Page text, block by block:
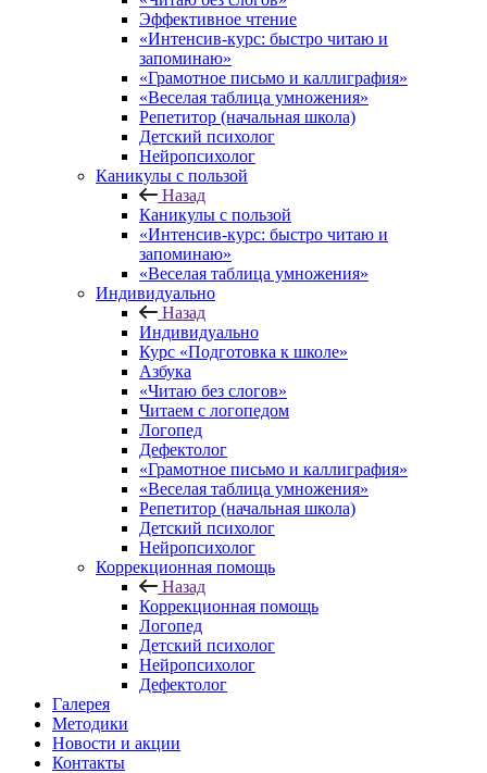
Эффективное чтение
«Интенсив-курс: быстро читаю и
запоминаю»
«Грамотное письмо и каллиграфия»
«Веселая таблица умножения»
Репетитор (начальная школа)
Детский психолог
Нейропсихолог
Каникулы с пользой
Назад
Каникулы с пользой
«Интенсив-курс: быстро читаю и
запоминаю»
«Веселая таблица умножения»
Индивидуально
Назад
Индивидуально
Курс «Подготовка к школе»
Азбука
«Читаю без слогов»
Читаем с логопедом
Логопед
Дефектолог
«Грамотное письмо и каллиграфия»
«Веселая таблица умножения»
Репетитор (начальная школа)
Детский психолог
Нейропсихолог
Коррекционная помощь
Назад
Коррекционная помощь
Логопед
Детский психолог
Нейропсихолог
Дефектолог
Галерея
Методики
Новости и акции
Контакты